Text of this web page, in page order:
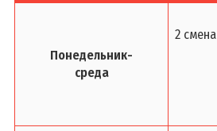
Понедельник-
среда
2 смена